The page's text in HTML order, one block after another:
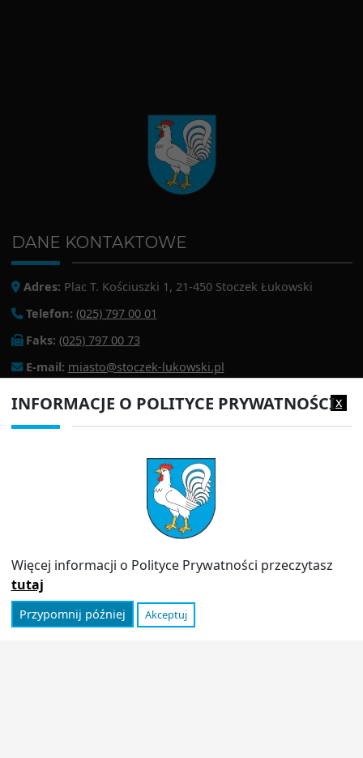
DANE KONTAKTOWE
Adres: Plac T. Kościuszki 1, 21-450 Stoczek Łukowski
Telefon: (025) 797 00 01
Faks: (025) 797 00 73
E-mail: miasto@stoczek-lukowski.pl
PRZYDATNE LINKI
Polityka prywatności
Informator
x
INFORMACJE O POLITYCE PRYWATNOŚCI
Więcej informacji o Polityce Prywatności przeczytasz
tutaj
Przypomnij później Akceptuj